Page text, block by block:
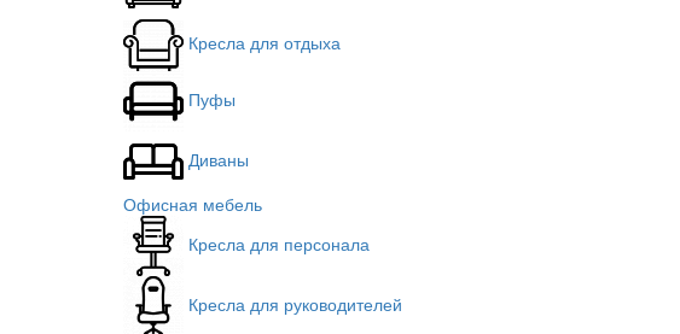
Кресла для отдыха
Пуфы
Диваны
Офисная мебель
Кресла для персонала
Кресла для руководителей